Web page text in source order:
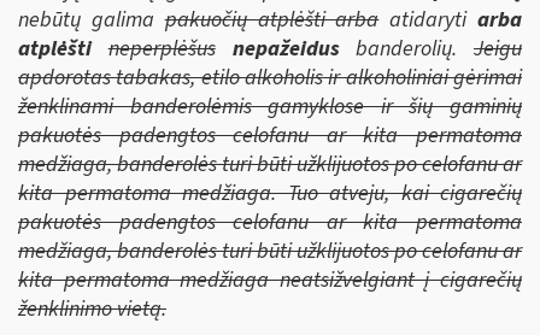
nebūtų galimapakuočių atplėšti arbaatidarytiarba
atplėštineperplėšus nepažeidusbanderolių. Jeigu
apdorotas tabakas, etilo alkoholis ir alkoholiniai gėrimai
ženklinami banderolėmis gamyklose ir šių gaminių
pakuotės padengtos celofanu ar kita permatoma
medžiaga, banderolės turi būti užklijuotos po celofanu ar
kita permatoma medžiaga. Tuo atveju, kai cigarečių
pakuotės padengtos celofanu ar kita permatoma
medžiaga, banderolės turi būti užklijuotos po celofanu ar
kita permatoma medžiaga neatsižvelgiant į cigarečių
ženklinimo vietą.